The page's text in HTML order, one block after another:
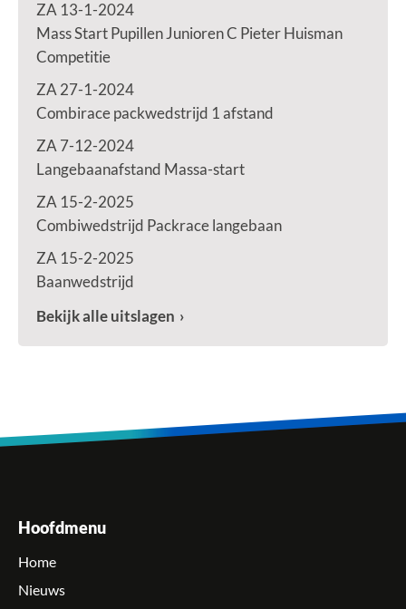
ZA 13-1-2024
Mass Start Pupillen Junioren C Pieter Huisman
Competitie
ZA 27-1-2024
Combirace packwedstrijd 1 afstand
ZA 7-12-2024
Langebaanafstand Massa-start
ZA 15-2-2025
Combiwedstrijd Packrace langebaan
ZA 15-2-2025
Baanwedstrijd
Bekijk alle uitslagen
Hoofdmenu
Home
Nieuws